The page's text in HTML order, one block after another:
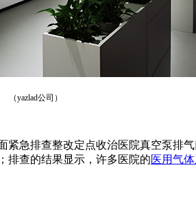
（yazlad公司）
急排查整改定点收治医院真空泵排
排查的结果显示，许多医院的医用气